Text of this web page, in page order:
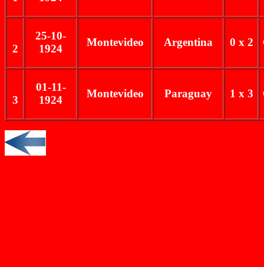
2
25-10-
1924
Montevideo Argentina 0 x 2
3
01-11-
1924
Montevideo Paraguay 1 x 3